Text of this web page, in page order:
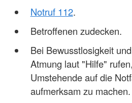
Notruf 112.
Betroffenen zudecken.
Bei Bewusstlosigkeit
Atmung laut "Hilfe"
Umstehende auf die
aufmerksam zu machen.